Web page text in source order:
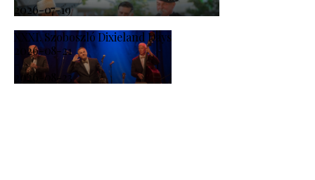
2026-07-19
XXXI. Szoboszló Dixieland Days
2026-08-21
-
2026-08-23